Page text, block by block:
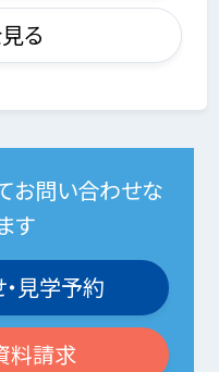
る
お問い合わせな
す
見学予約
料請求